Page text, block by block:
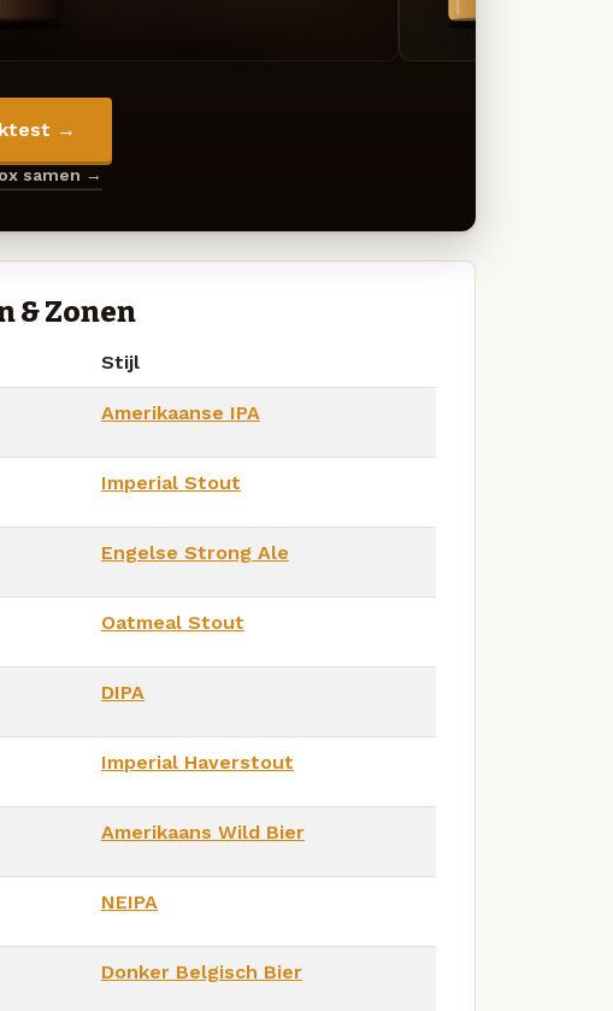
→
samen →
& Zonen
Stijl
Amerikaanse IPA
Imperial Stout
Engelse Strong Ale
Oatmeal Stout
DIPA
Imperial Haverstout
Amerikaans Wild Bier
NEIPA
Donker Belgisch Bier